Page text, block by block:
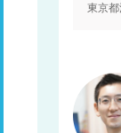
東京